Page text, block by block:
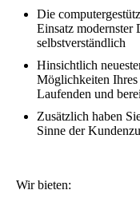
Die
Einsatz modernster
selbstverständlich
Hinsichtlich
Möglichkeiten Ihres
Laufenden und
Zusätzlich haben
Sinne der
Wir bieten: